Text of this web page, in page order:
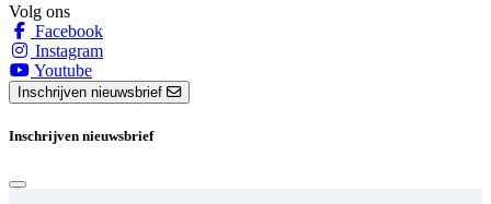
Volg ons
Facebook
Instagram
Youtube
Inschrijven nieuwsbrief
Inschrijven nieuwsbrief